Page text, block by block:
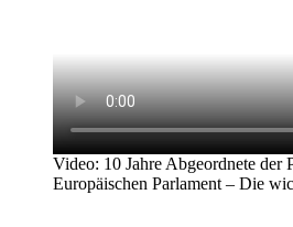
Video: 10 Jahre Abgeordnete der
Europäischen Parlament – Die